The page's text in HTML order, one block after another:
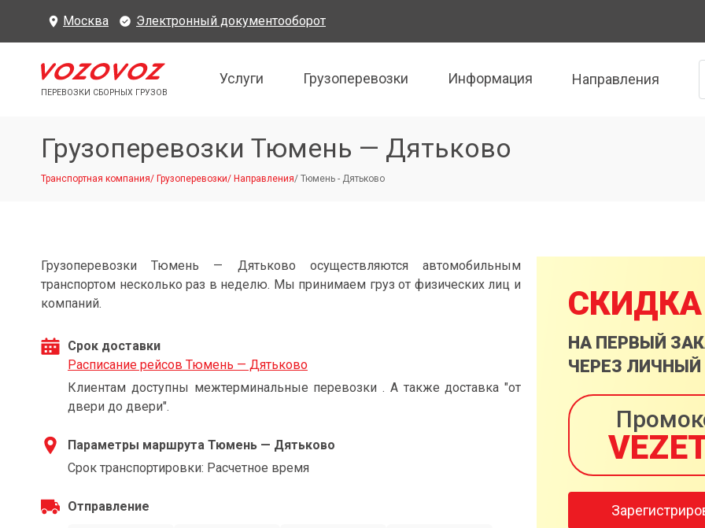
Москва Электронный документооборот
ПЕРЕВОЗКИ СБОРНЫХ ГРУЗОВ
Услуги Грузоперевозки Информация Направления
Грузоперевозки Тюмень — Дятьково
Транспортная компания/ Грузоперевозки/ Направления/ Тюмень - Дятьково
Грузоперевозки Тюмень — Дятьково осуществляются автомобильным
транспортом несколько раз в неделю. Мы принимаем груз от физических лиц и
компаний.
Срок доставки
Расписание рейсов Тюмень — Дятьково
Клиентам доступны межтерминальные перевозки . А также доставка "от
двери до двери".
Параметры маршрута Тюмень — Дятьково
Срок транспортировки: Расчетное время
Отправление
СКИДКА
НА ПЕРВЫЙ
ЧЕРЕЗ ЛИЧНЫЙ